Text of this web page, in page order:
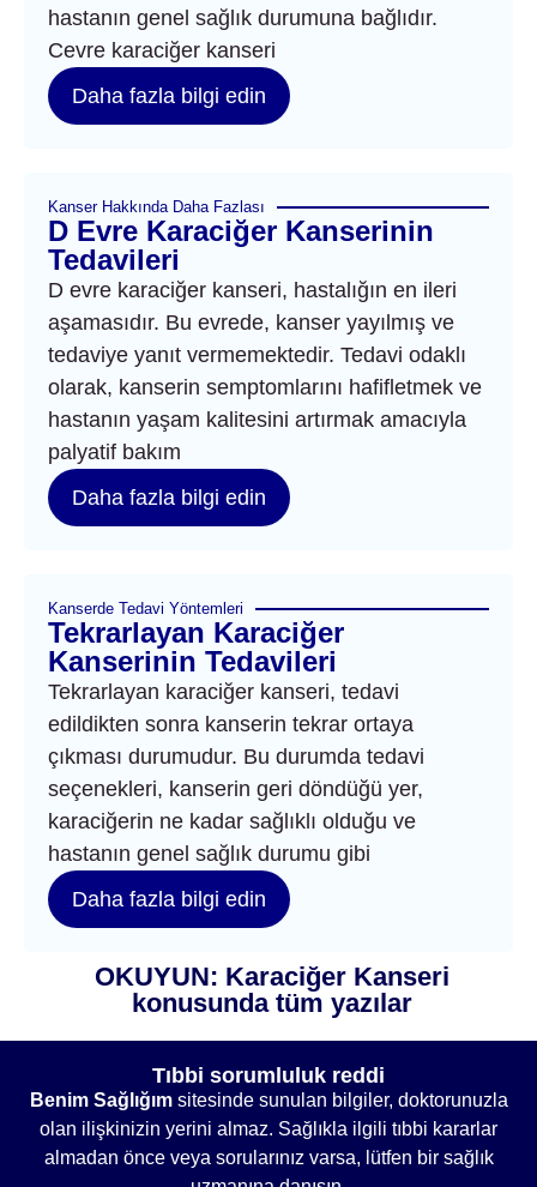
hastanın genel sağlık durumuna bağlıdır.
Cevre karaciğer kanseri
Daha fazla bilgi edin
Kanser Hakkında Daha Fazlası
D Evre Karaciğer Kanserinin
Tedavileri
D evre karaciğer kanseri, hastalığın en ileri
aşamasıdır. Bu evrede, kanser yayılmış ve
tedaviye yanıt vermemektedir. Tedavi odaklı
olarak, kanserin semptomlarını hafifletmek ve
hastanın yaşam kalitesini artırmak amacıyla
palyatif bakım
Daha fazla bilgi edin
Kanserde Tedavi Yöntemleri
Tekrarlayan Karaciğer
Kanserinin Tedavileri
Tekrarlayan karaciğer kanseri, tedavi
edildikten sonra kanserin tekrar ortaya
çıkması durumudur. Bu durumda tedavi
seçenekleri, kanserin geri döndüğü yer,
karaciğerin ne kadar sağlıklı olduğu ve
hastanın genel sağlık durumu gibi
Daha fazla bilgi edin
OKUYUN: Karaciğer Kanseri
konusunda tüm yazılar
Tıbbi sorumluluk reddi
Benim Sağlığımsitesinde sunulan bilgiler, doktorunuzla
olan ilişkinizin yerini almaz. Sağlıkla ilgili tıbbi kararlar
almadan önce veya sorularınız varsa, lütfen bir sağlık